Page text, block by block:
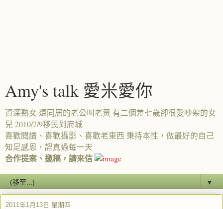
Amy's talk 愛米愛你
資深熟女 還同居的老公叫老黃 有二個差七歲卻很愛吵架的女
兒 2010/7/9移民到府城
喜歡閱讀、喜歡攝影、喜歡老東西 秉持本性，做最好的自己
知足感恩，認真過每一天
合作提案、邀稿，請來信
▼
2011年1月13日 星期四